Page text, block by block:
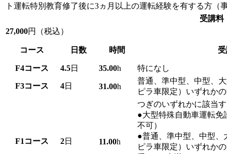
ト運転特別教育修了後に3ヵ月以上の運転経験を有する方（
受講料
27,000円（税込）
コース 日数 時間
F4コース 4.5日 35.00h 特になし
F3コース 4日 31.00h
普通、準中型、中型、
ピラ車限定）いずれか
F1 コース 2日 11.00h
つぎのいずれかに該当
●大型特殊自動車運転免
不可）
●普通、準中型、中型、
ピラ車限定）いずれか